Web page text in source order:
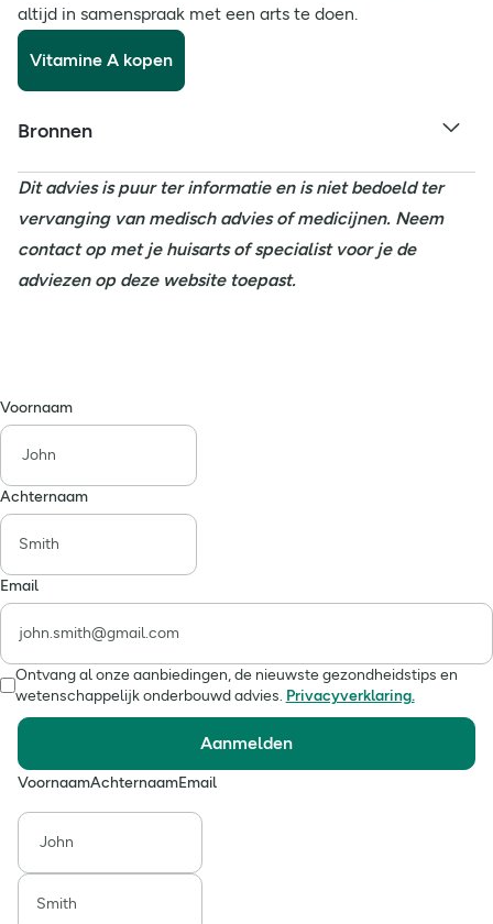
altijd in samenspraak met een arts te doen.
Vitamine A kopen
Bronnen
Dit advies is puur ter informatie en is niet bedoeld ter
vervanging van medisch advies of medicijnen. Neem
contact op met je huisarts of specialist voor je de
adviezen op deze website toepast.
Voornaam
Achternaam
Email
Ontvang al onze aanbiedingen, de nieuwste gezondheidstips en
wetenschappelijk onderbouwd advies. Privacyverklaring.
Aanmelden
VoornaamAchternaamEmail